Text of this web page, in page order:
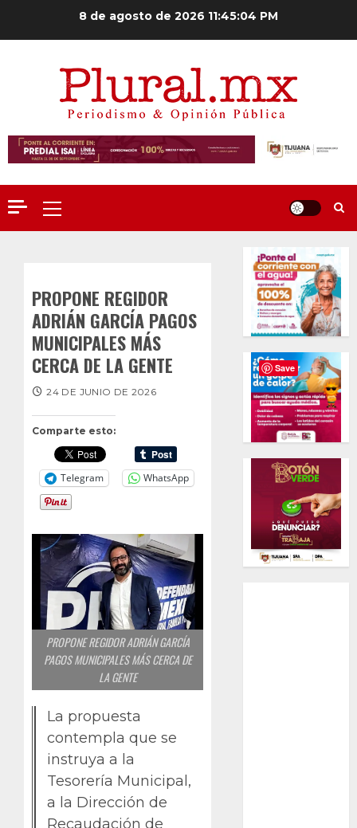
8 de agosto de 2026 11:45:04 PM
Menú
principal
PROPONE REGIDOR
ADRIÁN GARCÍA PAGOS
MUNICIPALES MÁS
CERCA DE LA GENTE
Comparte esto:
Telegram WhatsApp
24 DE JUNIO DE 2026
PROPONE REGIDOR ADRIÁN GARCÍA
PAGOS MUNICIPALES MÁS CERCA DE
LA GENTE
La propuesta
contempla que se
instruya a la
Tesorería Municipal,
a la Dirección de
Recaudación de
Save